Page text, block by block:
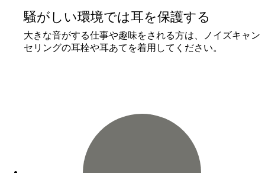
騒がしい環境では耳を保護する
大きな音がする仕事や趣味をされる方は、ノイズキャン
セリングの耳栓や耳あてを着用してください。